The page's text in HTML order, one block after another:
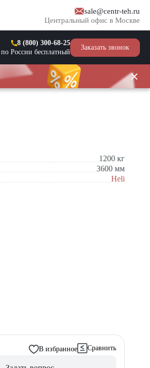
sale@centr-teh.ru
Центральный офис в Москве
8 (800) 300-68-25
России бесплатный
Заказать звонок
1200 кг
3600 мм
Heli
В избранное Сравнить